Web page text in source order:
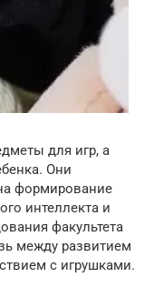
для игр, а
Они
формирование
интеллекта и
факультета
между развитием
с игрушками.